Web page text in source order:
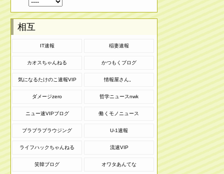
相互
IT速報 稲妻速報
カオスちゃんねる かつもくブログ
気になるたけのこ速報VIP 情報屋さん。
ダメージzero 哲学ニュースnwk
ニュー速VIPブログ 働くモノニュース
ブラブラブラウジング U-1速報
ライフハックちゃんねる 流速VIP
笑韓ブログ オワタあんてな